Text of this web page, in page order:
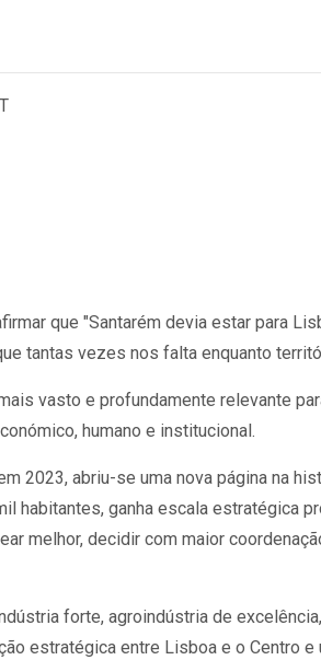
que "Santarém devia estar para
tantas vezes nos falta enquanto
vasto e profundamente relevante
humano e institucional.
2023, abriu-se uma nova página na
ganha escala estratégica
melhor, decidir com maior
forte, agroindústria de
estratégica entre Lisboa e o Centro